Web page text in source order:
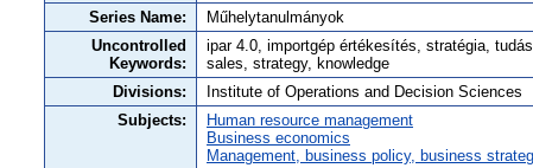
Series Name:
Műhelytanulmányok
Uncontrolled
Keywords:
ipar 4.0, importgép értékesítés, stratégia,
sales, strategy, knowledge
Divisions:
Institute of Operations and Decision Sciences
Subjects:
Human resource management
Business economics
Management, business policy, business